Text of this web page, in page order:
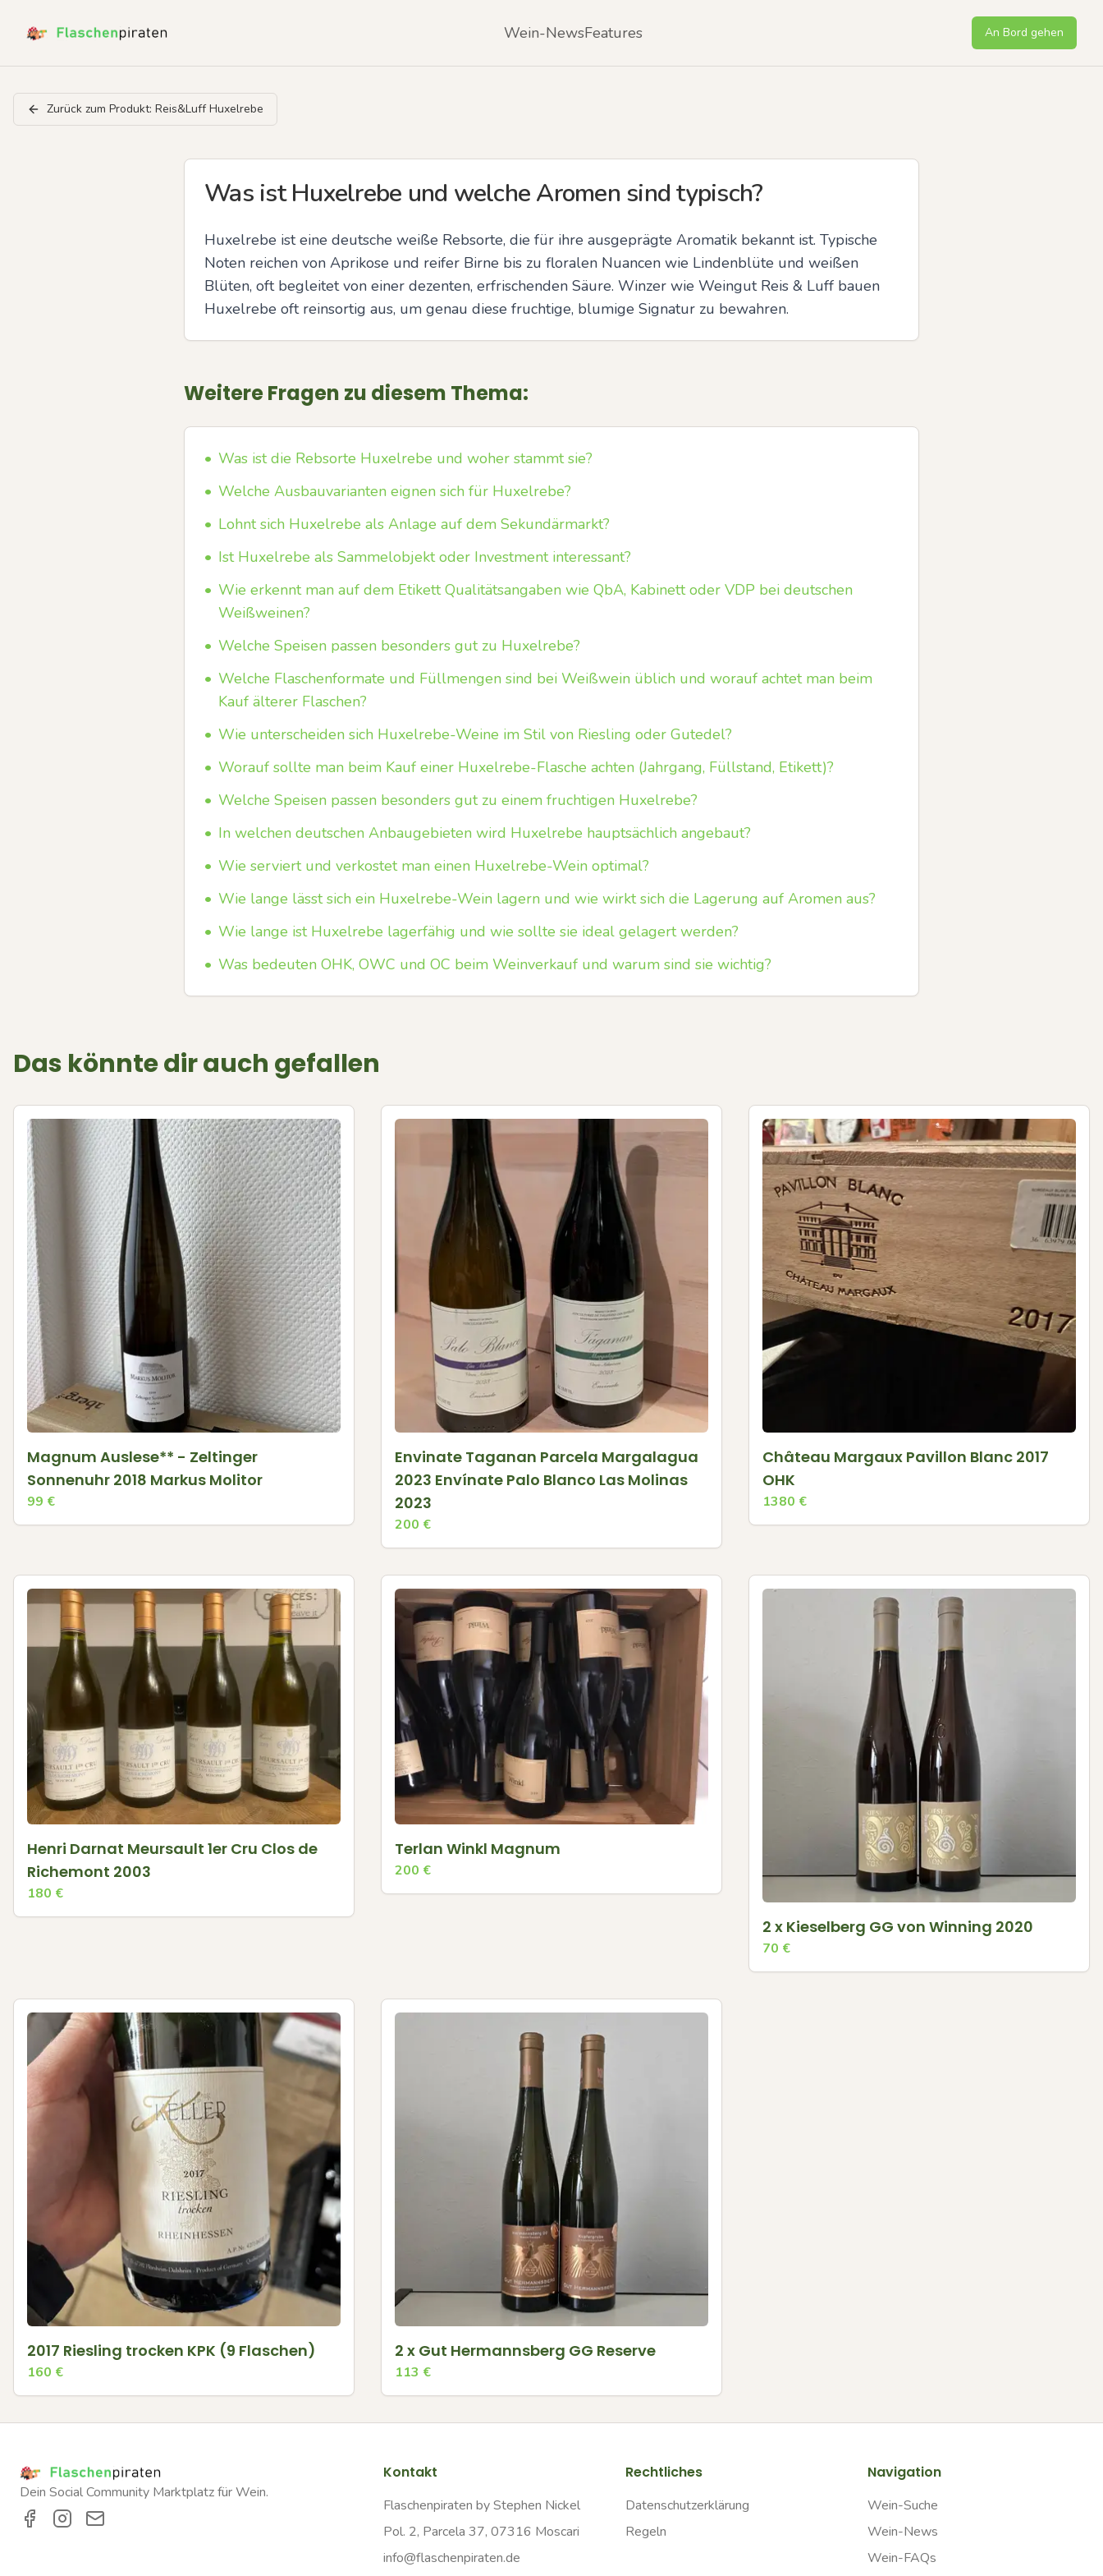
Wein-NewsFeatures An Bord gehen
Zurück zum Produkt: Reis&Luff Huxelrebe
Was ist Huxelrebe und welche Aromen sind typisch?
Huxelrebe ist eine deutsche weiße Rebsorte, die für ihre ausgeprägte Aromatik bekannt ist. Typische
Noten reichen von Aprikose und reifer Birne bis zu floralen Nuancen wie Lindenblüte und weißen
Blüten, oft begleitet von einer dezenten, erfrischenden Säure. Winzer wie Weingut Reis & Luff bauen
Huxelrebe oft reinsortig aus, um genau diese fruchtige, blumige Signatur zu bewahren.
Weitere Fragen zu diesem Thema:
• Was ist die Rebsorte Huxelrebe und woher stammt sie?
• Welche Ausbauvarianten eignen sich für Huxelrebe?
• Lohnt sich Huxelrebe als Anlage auf dem Sekundärmarkt?
• Ist Huxelrebe als Sammelobjekt oder Investment interessant?
• Wie erkennt man auf dem Etikett Qualitätsangaben wie QbA, Kabinett oder VDP bei deutschen
Weißweinen?
• Welche Speisen passen besonders gut zu Huxelrebe?
• Welche Flaschenformate und Füllmengen sind bei Weißwein üblich und worauf achtet man beim
Kauf älterer Flaschen?
• Wie unterscheiden sich Huxelrebe-Weine im Stil von Riesling oder Gutedel?
• Worauf sollte man beim Kauf einer Huxelrebe-Flasche achten (Jahrgang, Füllstand, Etikett)?
• Welche Speisen passen besonders gut zu einem fruchtigen Huxelrebe?
• In welchen deutschen Anbaugebieten wird Huxelrebe hauptsächlich angebaut?
• Wie serviert und verkostet man einen Huxelrebe-Wein optimal?
• Wie lange lässt sich ein Huxelrebe-Wein lagern und wie wirkt sich die Lagerung auf Aromen aus?
• Wie lange ist Huxelrebe lagerfähig und wie sollte sie ideal gelagert werden?
• Was bedeuten OHK, OWC und OC beim Weinverkauf und warum sind sie wichtig?
Das könnte dir auch gefallen
Magnum Auslese** - Zeltinger
Sonnenuhr 2018 Markus Molitor
99 €
Envinate Taganan Parcela Margalagua
2023 Envínate Palo Blanco Las Molinas
2023
200 €
Château Margaux Pavillon Blanc 2017
OHK
1380 €
Henri Darnat Meursault 1er Cru Clos de
Richemont 2003
180 €
Terlan Winkl Magnum
200 €
2 x Kieselberg GG von Winning 2020
70 €
2017 Riesling trocken KPK (9 Flaschen)
160 €
2 x Gut Hermannsberg GG Reserve
113 €
Dein Social Community Marktplatz für Wein.
Kontakt
Flaschenpiraten by Stephen Nickel
Pol. 2, Parcela 37, 07316 Moscari
info@flaschenpiraten.de
Rechtliches
Datenschutzerklärung
Regeln
Navigation
Wein-Suche
Wein-News
Wein-FAQs